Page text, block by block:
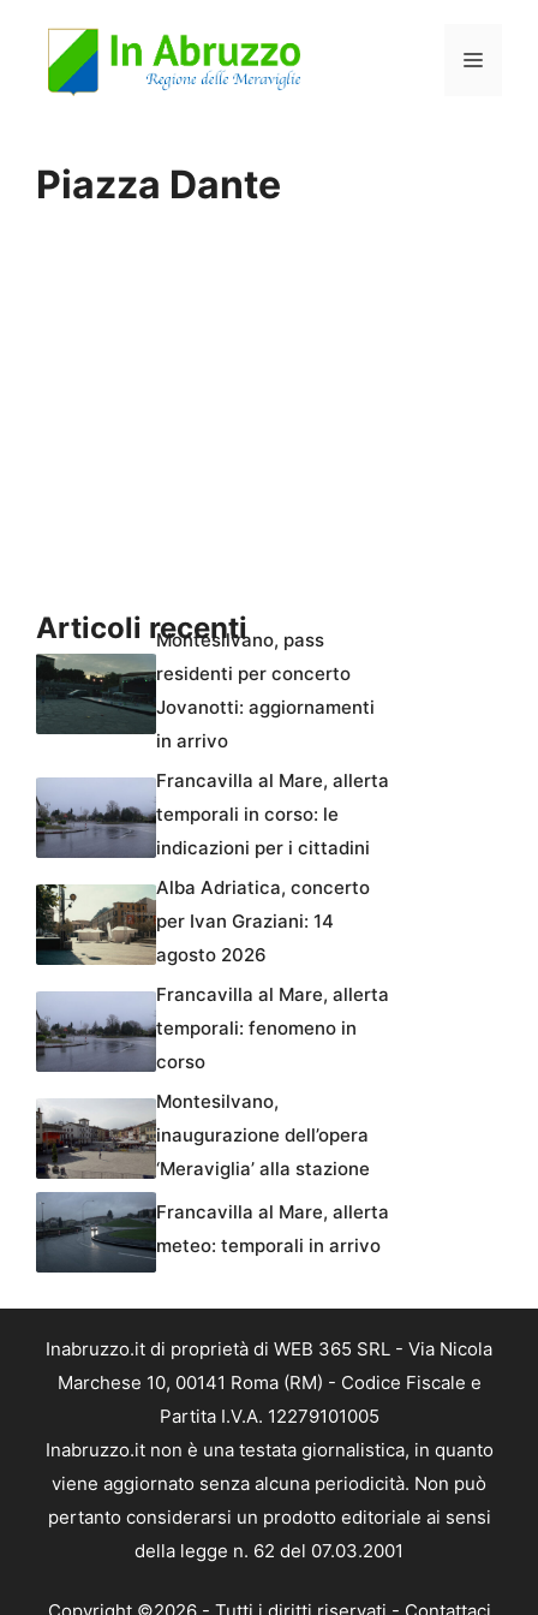
Menu
Piazza Dante
Articoli recenti
Montesilvano, pass
residenti per concerto
Jovanotti: aggiornamenti
in arrivo
Francavilla al Mare, allerta
temporali in corso: le
indicazioni per i cittadini
Alba Adriatica, concerto
per Ivan Graziani: 14
agosto 2026
Francavilla al Mare, allerta
temporali: fenomeno in
corso
Montesilvano,
inaugurazione dell’opera
‘Meraviglia’ alla stazione
Francavilla al Mare, allerta
meteo: temporali in arrivo
Inabruzzo.it di proprietà di WEB 365 SRL - Via Nicola
Marchese 10, 00141 Roma (RM) - Codice Fiscale e
Partita I.V.A. 12279101005
Inabruzzo.it non è una testata giornalistica, in quanto
viene aggiornato senza alcuna periodicità. Non può
pertanto considerarsi un prodotto editoriale ai sensi
della legge n. 62 del 07.03.2001